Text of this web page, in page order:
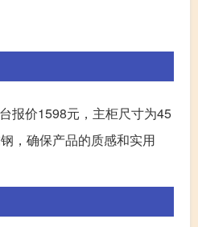
报价1598元，主柜尺寸为45
，确保产品的质感和实用